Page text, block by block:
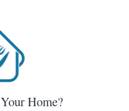
Your Home?